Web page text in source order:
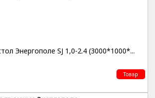
Энергополе SJ 1,0-2.4 (3000*1000*...
Товар